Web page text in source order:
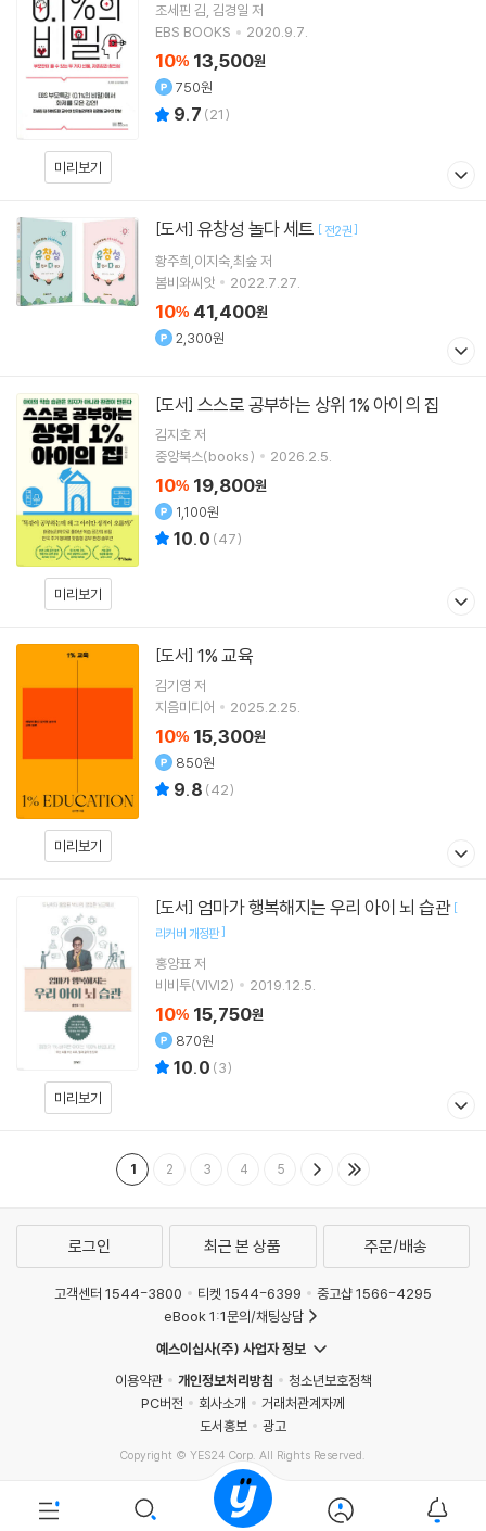
미리보기
조세핀 김 김경일 저
EBS BOOKS
2020.9.7.
10% 13,500원
750원
9.7 (21)
[도서] 유창성 놀다 세트 [ 전2권]
황주희,이지숙,최숲 저
봄비와씨앗
2022.7.27.
10% 41,400원
2,300원
미리보기
[도서] 스스로 공부하는 상위 1% 아이의 집
김지호저
중앙북스(books)
2026.2.5.
10% 19,800원
1,100원
10.0 (47)
미리보기
[도서] 1% 교육
김기영 저
지음미디어
2025.2.25.
10% 15,300원
850원
9.8 (42)
미리보기
[도서] 엄마가 행복해지는 우리 아이 뇌 습관 [
리커버 개정판]
홍양표 저
비비투(VIVI2)
2019.12.5.
10% 15,750원
870원
10.0 (3)
1 2 3 4 5
로그인 최근 본 상품 주문/배송
고객센터 1544-3800 티켓 1544-6399
중고샵 1566-4295
eBook 1:1문의/채팅상담
예스이십사(주) 사업자 정보
이용약관
개인정보처리방침
청소년보호정책
PC버전
회사소개
거래처관계자께
도서홍보
광고
Copyright © YES24 Corp. All Rights Reserved.